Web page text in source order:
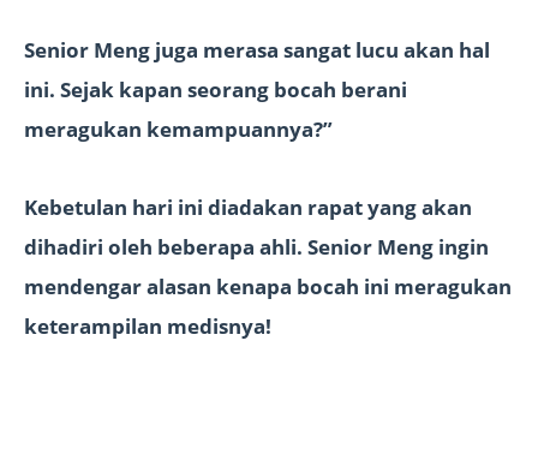
Senior Meng juga merasa sangat lucu akan hal
ini. Sejak kapan seorang bocah berani
meragukan kemampuannya?”
Kebetulan hari ini diadakan rapat yang akan
dihadiri oleh beberapa ahli. Senior Meng ingin
mendengar alasan kenapa bocah ini meragukan
keterampilan medisnya!